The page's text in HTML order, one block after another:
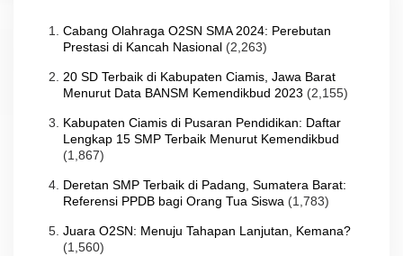
Cabang Olahraga O2SN SMA 2024: Perebutan
Prestasi di Kancah Nasional (2,263)
20 SD Terbaik di Kabupaten Ciamis, Jawa Barat
Menurut Data BANSM Kemendikbud 2023 (2,155)
Kabupaten Ciamis di Pusaran Pendidikan: Daftar
Lengkap 15 SMP Terbaik Menurut Kemendikbud
(1,867)
Deretan SMP Terbaik di Padang, Sumatera Barat:
Referensi PPDB bagi Orang Tua Siswa (1,783)
Juara O2SN: Menuju Tahapan Lanjutan, Kemana?
(1,560)